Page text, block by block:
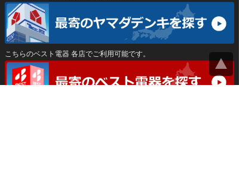
こちらのベスト電器 各店でご利用可能です。